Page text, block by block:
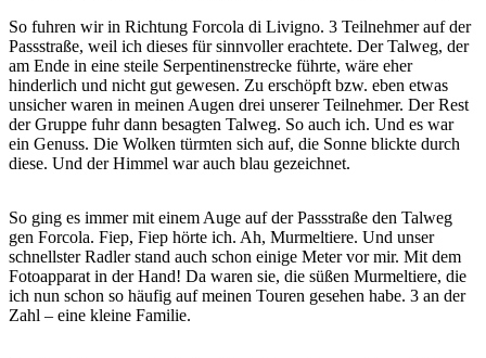
So fuhren wir in Richtung Forcola di Livigno. 3 Teilnehmer auf der
Passstraße, weil ich dieses für sinnvoller erachtete. Der Talweg, der
am Ende in eine steile Serpentinenstrecke führte, wäre eher
hinderlich und nicht gut gewesen. Zu erschöpft bzw. eben etwas
unsicher waren in meinen Augen drei unserer Teilnehmer. Der Rest
der Gruppe fuhr dann besagten Talweg. So auch ich. Und es war
ein Genuss. Die Wolken türmten sich auf, die Sonne blickte durch
diese. Und der Himmel war auch blau gezeichnet.
So ging es immer mit einem Auge auf der Passstraße den Talweg
gen Forcola. Fiep, Fiep hörte ich. Ah, Murmeltiere. Und unser
schnellster Radler stand auch schon einige Meter vor mir. Mit dem
Fotoapparat in der Hand! Da waren sie, die süßen Murmeltiere, die
ich nun schon so häufig auf meinen Touren gesehen habe. 3 an der
Zahl – eine kleine Familie.